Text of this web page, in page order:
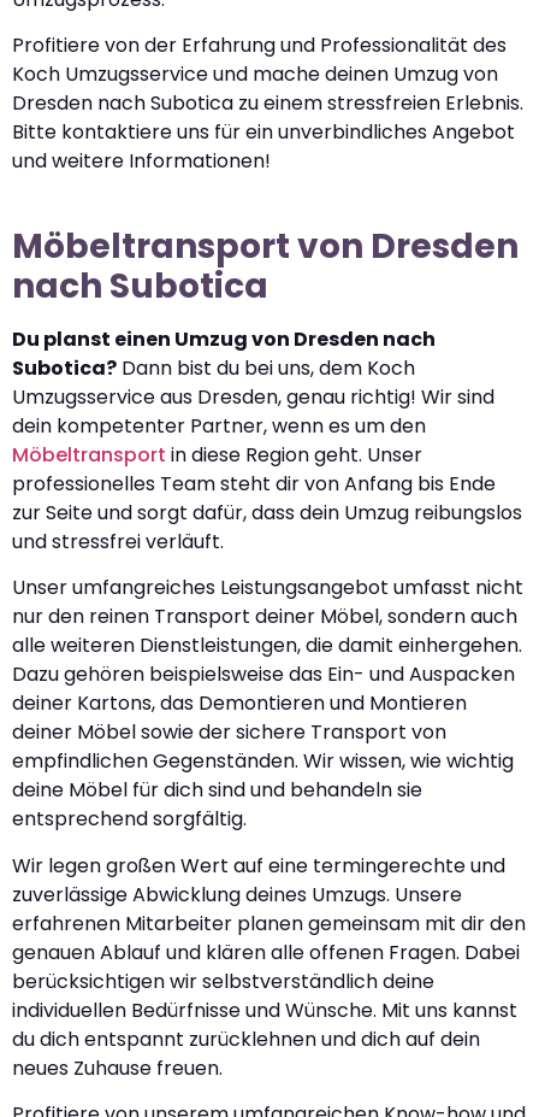
Profitiere von der Erfahrung und Professionalität des
Koch Umzugsservice und mache deinen Umzug von
Dresden nach Subotica zu einem stressfreien Erlebnis.
Bitte kontaktiere uns für ein unverbindliches Angebot
und weitere Informationen!
Möbeltransport von Dresden
nach Subotica
Du planst einen Umzug von Dresden nach
Subotica? Dann bist du bei uns, dem Koch
Umzugsservice aus Dresden, genau richtig! Wir sind
dein kompetenter Partner, wenn es um den
Möbeltransport in diese Region geht. Unser
professionelles Team steht dir von Anfang bis Ende
zur Seite und sorgt dafür, dass dein Umzug reibungslos
und stressfrei verläuft.
Unser umfangreiches Leistungsangebot umfasst nicht
nur den reinen Transport deiner Möbel, sondern auch
alle weiteren Dienstleistungen, die damit einhergehen.
Dazu gehören beispielsweise das Ein- und Auspacken
deiner Kartons, das Demontieren und Montieren
deiner Möbel sowie der sichere Transport von
empfindlichen Gegenständen. Wir wissen, wie wichtig
deine Möbel für dich sind und behandeln sie
entsprechend sorgfältig.
Wir legen großen Wert auf eine termingerechte und
zuverlässige Abwicklung deines Umzugs. Unsere
erfahrenen Mitarbeiter planen gemeinsam mit dir den
genauen Ablauf und klären alle offenen Fragen. Dabei
berücksichtigen wir selbstverständlich deine
individuellen Bedürfnisse und Wünsche. Mit uns kannst
du dich entspannt zurücklehnen und dich auf dein
neues Zuhause freuen.